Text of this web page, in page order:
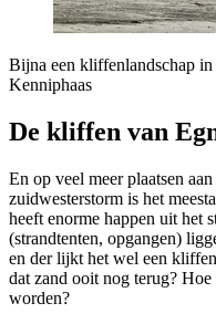
Bijna een kliffenlandschap
Kenniphaas
De kliffen van
En op veel meer plaatsen
zuidwesterstorm is het
heeft enorme happen uit het
(strandtenten, opgangen)
en der lijkt het wel een
dat zand ooit nog terug? Hoe
worden?